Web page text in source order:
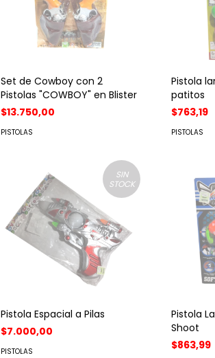
Set de Cowboy con 2
Pistolas "COWBOY" en Blister
$13.750,00
PISTOLAS
Pistola
patitos
$763,19
PISTOLAS
SIN
STOCK
Pistola Espacial a Pilas
$7.000,00
PISTOLAS
Pistola
Shoot
$863,99